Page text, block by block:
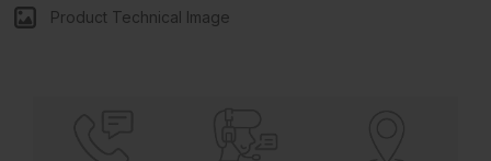
Product Technical Image